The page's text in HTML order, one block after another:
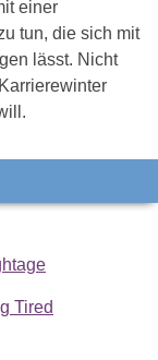
einer
tun, die sich mit
lässt. Nicht
Tired